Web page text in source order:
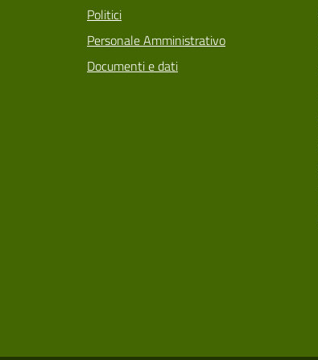
Politici
Personale Amministrativo
Documenti e dati